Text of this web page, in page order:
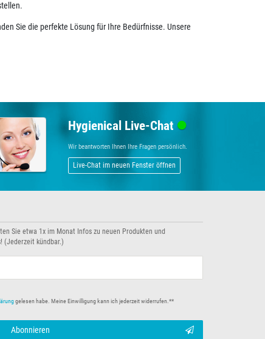
Sie die perfekte Lösung für Ihre Bedürfnisse. Unsere
Hygienical Live-Chat
Wir beantworten Ihnen Ihre Fragen persönlich.
Live-Chat im neuen Fenster öffnen
Sie etwa 1x im Monat Infos zu neuen Produkten und
(Jederzeit kündbar.)
gelesen habe. Meine Einwilligung kann ich jederzeit widerrufen.**
Abonnieren